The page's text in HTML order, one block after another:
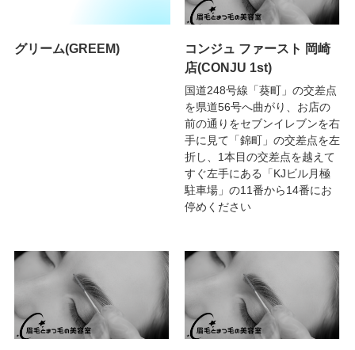
グリーム(GREEM)
コンジュ ファースト 岡崎
店(CONJU 1st)
国道248号線「葵町」の交差点
を県道56号へ曲がり、お店の
前の通りをセブンイレブンを右
手に見て「錦町」の交差点を左
折し、1本目の交差点を越えて
すぐ左手にある「KJビル月極
駐車場」の11番から14番にお
停めください